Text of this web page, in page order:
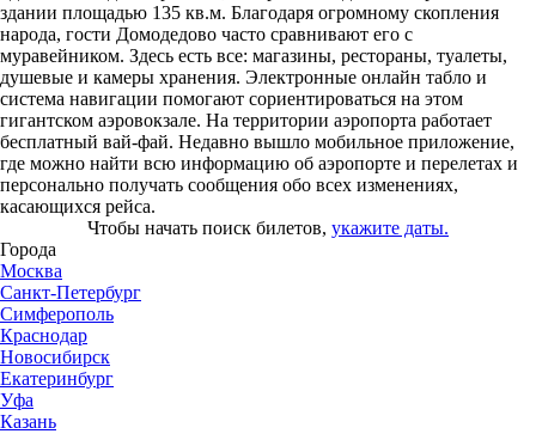
здании площадью 135 кв.м. Благодаря огромному скопления
народа, гости Домодедово часто сравнивают его с
муравейником. Здесь есть все: магазины, рестораны, туалеты,
душевые и камеры хранения. Электронные онлайн табло и
система навигации помогают сориентироваться на этом
гигантском аэровокзале. На территории аэропорта работает
бесплатный вай-фай. Недавно вышло мобильное приложение,
где можно найти всю информацию об аэропорте и перелетах и
персонально получать сообщения обо всех изменениях,
касающихся рейса.
Чтобы начать поиск билетов, укажите даты.
Города
Москва
Санкт-Петербург
Симферополь
Краснодар
Новосибирск
Екатеринбург
Уфа
Казань